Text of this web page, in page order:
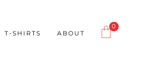
0
T-SHIRTS ABOUT